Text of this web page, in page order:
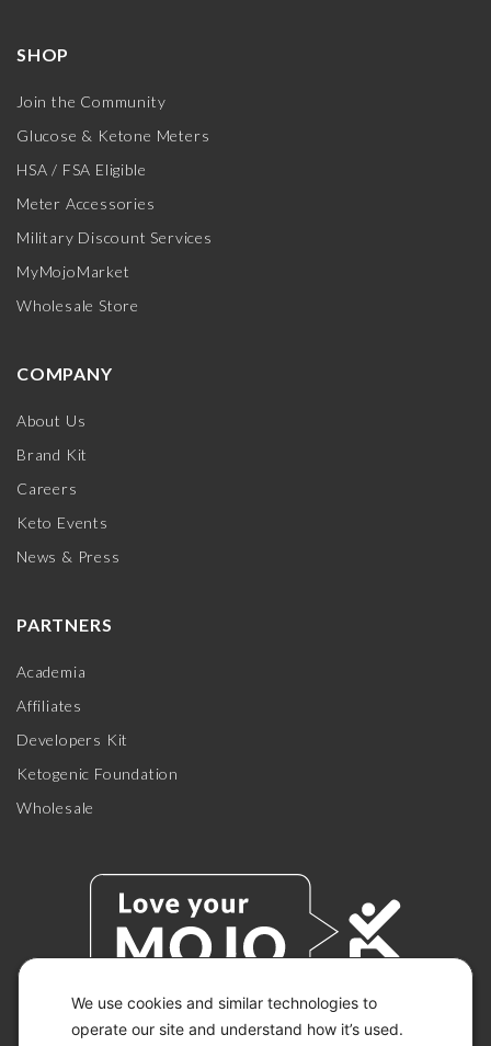
We use cookies and similar technologies to
operate our site and understand how it’s used.
SHOP
Join the Community
Glucose & Ketone Meters
HSA / FSA Eligible
Meter Accessories
Military Discount Services
MyMojoMarket
Wholesale Store
COMPANY
About Us
Brand Kit
Careers
Keto Events
News & Press
PARTNERS
Academia
Affiliates
Developers Kit
Ketogenic Foundation
Wholesale